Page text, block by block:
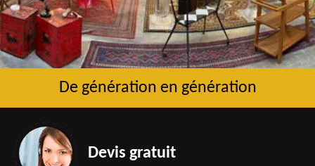
De génération en génération
Devis gratuit